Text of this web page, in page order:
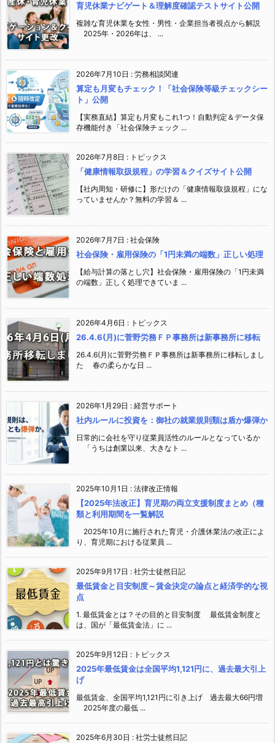
育児休業ナビゲート＆理解度確認テストサイト公開
複雑な育児休業を女性・男性・企業担当者視点から解説
2025年・2026年は、 ...
2026年7月10日 : 労務相談関連
算定も月変もチェック！「社会保険等級チェックシー
ト」公開
【実務直結】算定も月変もこれ1つ！自動判定＆データ保
存機能付き「社会保険チェック ...
2026年7月8日 : トピックス
「健康情報取扱規程」の学習＆クイズサイト公開
【社内周知・研修に】形だけの「健康情報取扱規程」にな
っていませんか？無料の学習＆ ...
2026年7月7日 : 社会保険
社会保険・雇用保険の「1円未満の端数」正しい処理
【給与計算の落とし穴】社会保険・雇用保険の「1円未満
の端数」正しく処理できていま ...
2026年4月6日 : トピックス
26.4.6(月)に菅野労務ＦＰ事務所は新事務所に移転
26.4.6(月)に菅野労務ＦＰ事務所は新事務所に移転しまし
た 春の柔らかな日 ...
2026年1月29日 : 経営サポート
社内ルールに投資を：御社の就業規則類は盾か爆弾か
日常的に会社を守り従業員活性のルールとなっているか
「うちは創業以来、大きなト ...
2025年10月1日 : 法律改正情報
【2025年法改正】育児期の両立支援制度まとめ（種
類と利用期間を一覧解説
2025年10月に施行された育児・介護休業法の改正によ
り、育児期における従業員 ...
2025年9月17日 : 社労士徒然日記
最低賃金と目安制度～賃金決定の論点と経済学的な視
点
1. 最低賃金とは？その目的と目安制度 最低賃金制度と
は、国が「最低賃金法」に ...
2025年9月12日 : トピックス
2025年最低賃金は全国平均1,121円に、過去最大引上
げ
最低賃金、全国平均1,121円に引き上げ 過去最大66円増
2025年度の最低 ...
2025年6月30日 : 社労士徒然日記